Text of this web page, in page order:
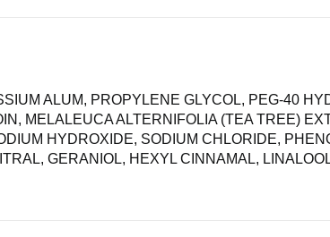
ALUM, PROPYLENE GLYCOL, PEG-40
MELALEUCA ALTERNIFOLIA (TEA TREE)
HYDROXIDE, SODIUM CHLORIDE,
GERANIOL, HEXYL CINNAMAL,